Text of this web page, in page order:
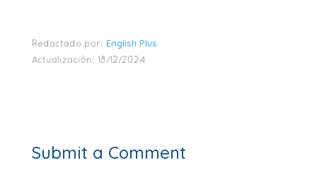
Redactado por: English Plus
Actualización: 18/12/2024
Submit a Comment